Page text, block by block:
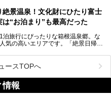
ず。
内の人気施設26選を「安さ」「岩
別に厳選して紹介します。
設を見つけて、最高のリフレッシュ
テル」と4軒あり、今回ご紹介する
ノ湖」は、その中でもフラッグシッ
れる特別なホテルです。
築家の一人、村野藤吾が芦ノ湖の畔
ホテルがここ。自家源泉の温泉や、
プリンスホテルズワールドワイド
箱根芦ノ湖のPR記事です。
絶景温泉！文化財にひたり富士
“お泊まり”も最高だった
泊旅行にぴったりな箱根温泉郷。な
気の高いエリアです。「絶景日帰り
慢の日帰り温泉。
箱根 芦ノ湖畔蛸川温泉 龍宮殿」と
泊者は「龍宮殿本館」の営業時間に
者専用時間帯にも「龍宮殿本館」
。
ースTOPへ
情報